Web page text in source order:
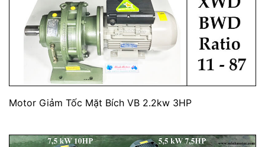
Motor Giảm Tốc Mặt Bích VB 2.2kw 3HP